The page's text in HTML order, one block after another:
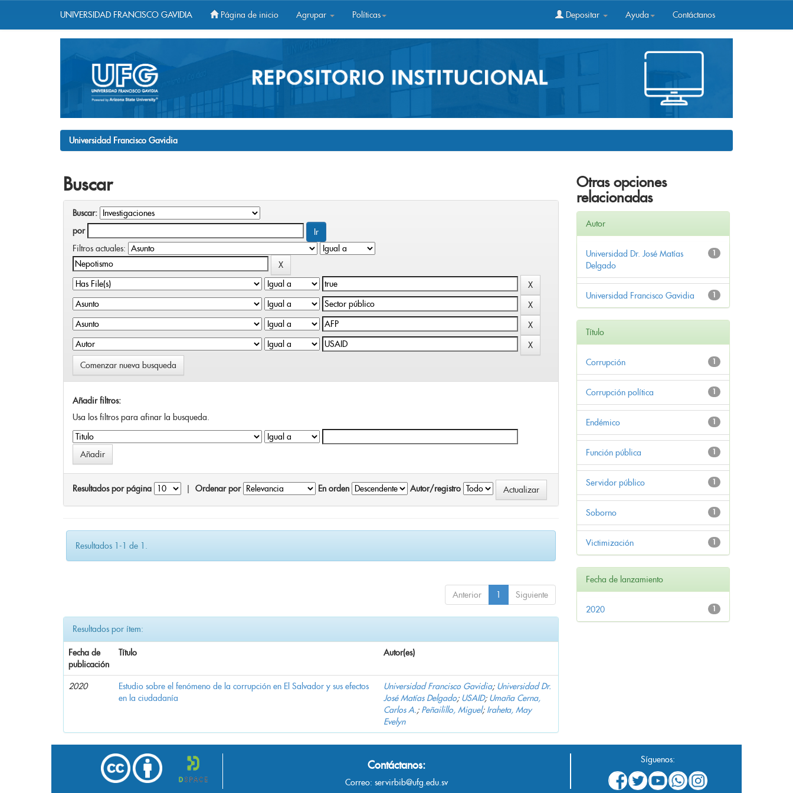
UNIVERSIDAD FRANCISCO GAVIDIA Página de inicio Agrupar Políticas Depositar Ayuda Contáctanos
Universidad Francisco Gavidia
Buscar
Buscar:
por
Filtros actuales:
Comenzar nueva busqueda
Añadir filtros:
Usa los filtros para afinar la busqueda.
Resultados por página Ordenar por En orden Autor/registro
Resultados 1-1 de 1.
Anterior 1 Siguiente
Resultados por ítem:
Fecha de
publicación
Título Autor(es)
2020
Estudio sobre el fenómeno de la corrupción en El Salvador y sus efectos
en la ciudadanía
Universidad Francisco Gavidia; Universidad Dr.
José Matías Delgado; USAID; Umaña Cerna,
Carlos A.; Peñailillo, Miguel; Iraheta, May
Evelyn
Otras opciones
relacionadas
Autor
1
Universidad Dr. José Matías
Delgado
1
Universidad Francisco Gavidia
Título
1
Corrupción
1
Corrupción política
1
Endémico
1
Función pública
1
Servidor público
1
Soborno
1
Victimización
Fecha de lanzamiento
1
2020
Contáctanos:
Correo: servirbib@ufg.edu.sv
Síguenos: